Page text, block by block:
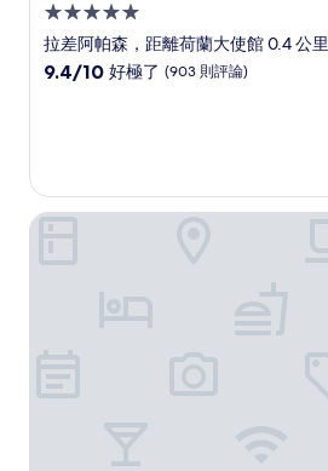
5.0
星
級
拉差阿帕森，距離荷蘭大使館 0.4 公里
9.4
好
極
9.4/10 好極了 (903 則評論)
曼谷 JW 萬豪酒店